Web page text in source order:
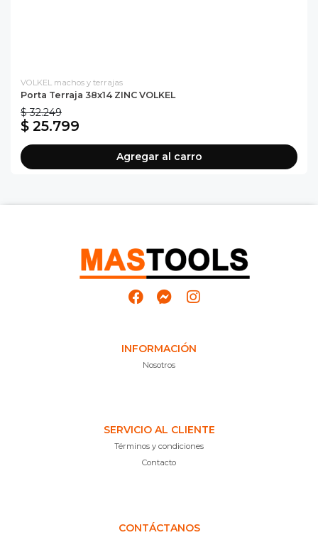
VOLKEL machos y terrajas
Porta Terraja 38x14 ZINC VOLKEL
$ 32.249
$ 25.799
Agregar al carro
INFORMACIÓN
Nosotros
SERVICIO AL CLIENTE
Términos y condiciones
Contacto
CONTÁCTANOS